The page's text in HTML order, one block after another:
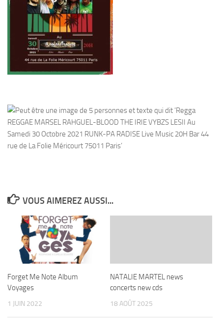
VOUS AIMEREZ AUSSI...
Forget Me Note Album
Voyages
1 JUIN 2022
NATALIE MARTEL news
concerts new cds
18 AOÛT 2025